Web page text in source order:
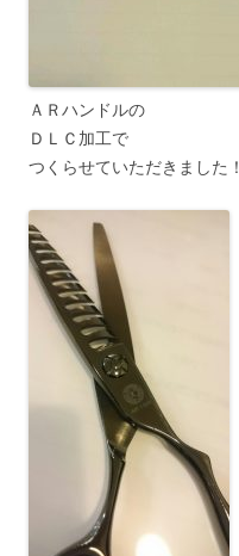
ＡＲハンドルの
ＤＬＣ加工で
つくらせていただきました！